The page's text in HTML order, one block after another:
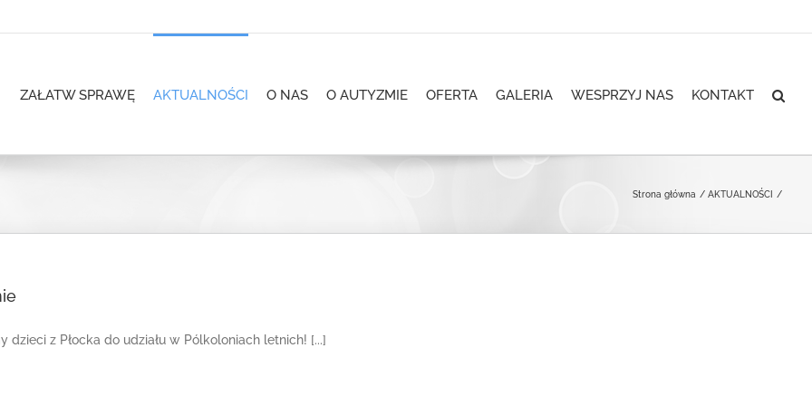
ZAŁATW SPRAWĘ AKTUALNOŚCI O NAS O AUTYZMIE OFERTA GALERIA WESPRZYJ NAS KONTAKT
Strona główna AKTUALNOŚCI
dzieci z Płocka do udziału w Pólkoloniach letnich! [...]